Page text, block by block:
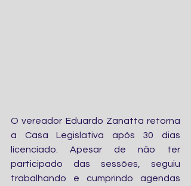
O vereador Eduardo Zanatta retorna
a Casa Legislativa após 30 dias
licenciado. Apesar de não ter
participado das sessões, seguiu
trabalhando e cumprindo agendas